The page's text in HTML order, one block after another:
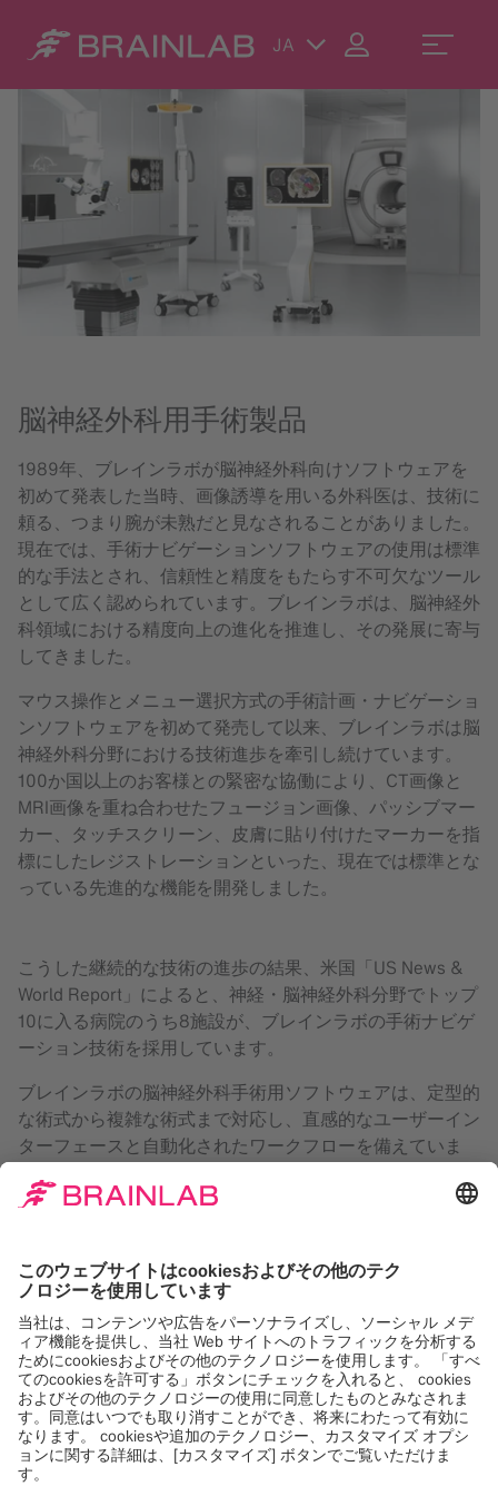
JA
脳神経外科用手術製品
1989年、ブレインラボが脳神経外科向けソフトウェアを
初めて発表した当時、画像誘導を用いる外科医は、技術に
頼る、つまり腕が未熟だと見なされることがありました。
現在では、手術ナビゲーションソフトウェアの使用は標準
的な手法とされ、信頼性と精度をもたらす不可欠なツール
として広く認められています。ブレインラボは、脳神経外
科領域における精度向上の進化を推進し、その発展に寄与
してきました。
マウス操作とメニュー選択方式の手術計画・ナビゲーショ
ンソフトウェアを初めて発売して以来、ブレインラボは脳
神経外科分野における技術進歩を牽引し続けています。
100か国以上のお客様との緊密な協働により、CT画像と
MRI画像を重ね合わせたフュージョン画像、パッシブマー
カー、タッチスクリーン、皮膚に貼り付けたマーカーを指
標にしたレジストレーションといった、現在では標準とな
っている先進的な機能を開発しました。
こうした継続的な技術の進歩の結果、米国「US News &
World Report」によると、神経・脳神経外科分野でトップ
10に入る病院のうち8施設が、ブレインラボの手術ナビゲ
ーション技術を採用しています。
ブレインラボの脳神経外科手術用ソフトウェアは、定型的
な術式から複雑な術式まで対応し、直感的なユーザーイン
ターフェースと自動化されたワークフローを備えていま
中まで、患者データを最大限に活用できます。Curve
、
となっています。
販売名：Curve2ナビゲーションシステム（医療機器認証
番号：303AABZX00038000）
販売名：Curve ナビゲーションシステム （医療機器承認